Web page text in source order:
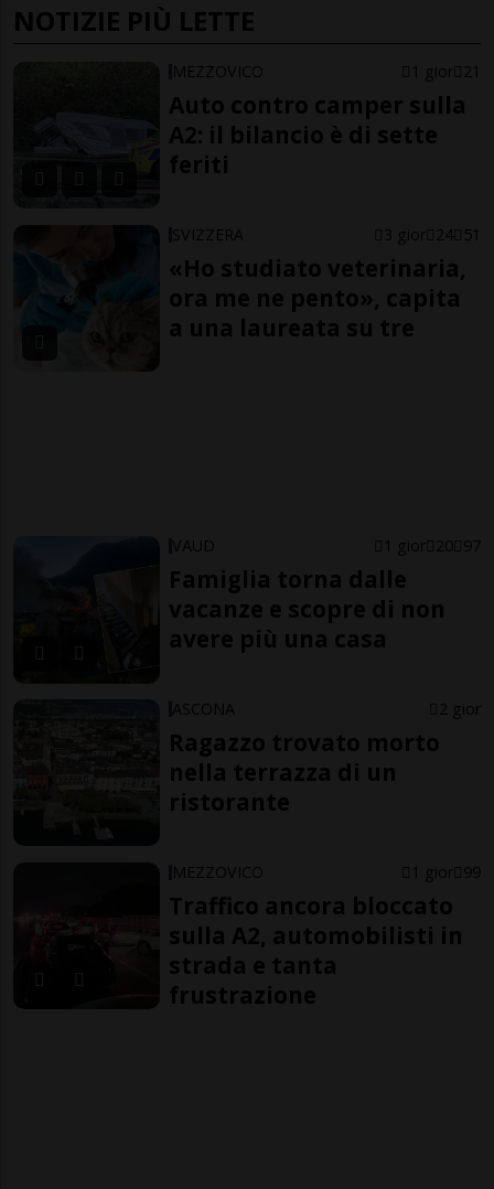
NOTIZIE PIÙ LETTE
MEZZOVICO 1 gior 21
Auto contro camper sulla
A2: il bilancio è di sette
feriti
SVIZZERA 3 gior 24 51
«Ho studiato veterinaria,
ora me ne pento», capita
a una laureata su tre
VAUD 1 gior 20 97
Famiglia torna dalle
vacanze e scopre di non
avere più una casa
ASCONA 2 gior
Ragazzo trovato morto
nella terrazza di un
ristorante
MEZZOVICO 1 gior 99
Traffico ancora bloccato
sulla A2, automobilisti in
strada e tanta
frustrazione